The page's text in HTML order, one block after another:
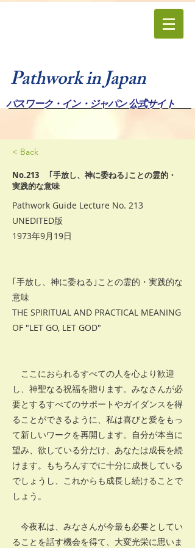
Pathwork in Japan
パスワーク・イン・ジャパン 公式サイト
< Back
No.213 ｢手放し、神に委ねる｣ことの霊的・
実践的な意味
Pathwork Guide Lecture No. 213
UNEDITED版
1973年9月19日
｢手放し、神に委ねる｣ことの霊的・実践的な
意味
THE SPIRITUAL AND PRACTICAL MEANING
OF "LET GO, LET GOD"
ここにおられるすべての人を心より歓迎
し、神聖なる祝福を贈ります。みなさんが必
要とするすべてのサポートやガイダンスを得
ることができるように、私は喜びと愛をもっ
て新しいワークを再開します。自分が本当に
望み、欲している分だけ、あなたは成長を続
けます。もちろんすでに十分に成長している
でしょうし、これからも成長し続けることで
しょう。
今夜私は、みなさんが今最も必要としてい
ることを話す機会を得て、大変光栄に思いま